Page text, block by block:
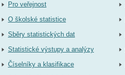
Pro veřejnost
O školské statistice
Sběry statistických dat
Statistické výstupy a analýzy
Číselníky a klasifikace